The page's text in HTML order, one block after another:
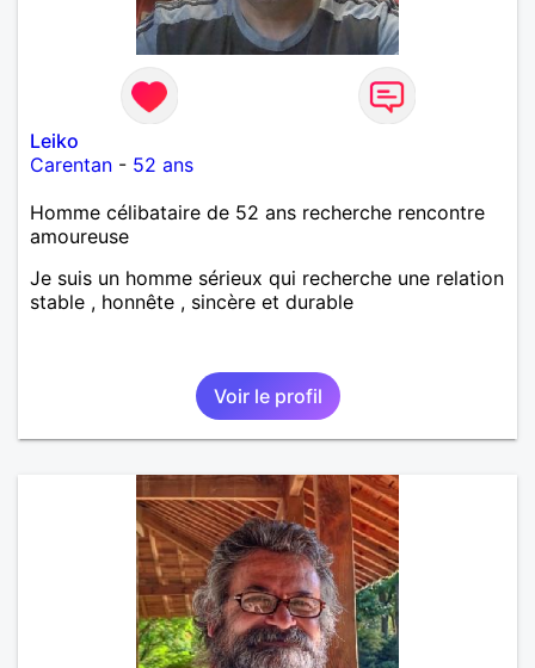
Leiko
Carentan - 52 ans
Homme célibataire de 52 ans recherche rencontre
amoureuse
Je suis un homme sérieux qui recherche une relation
stable , honnête , sincère et durable
Voir le profil